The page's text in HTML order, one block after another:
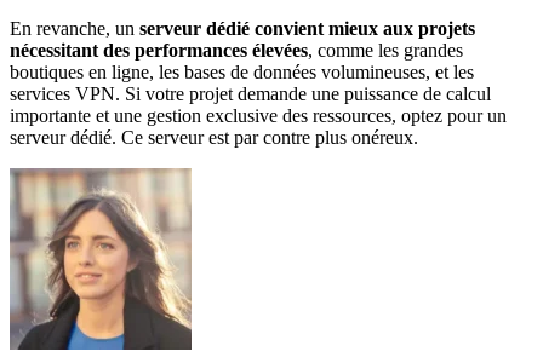
En revanche, un serveur dédié convient mieux aux projets
nécessitant des performances élevées, comme les grandes
boutiques en ligne, les bases de données volumineuses, et les
services VPN. Si votre projet demande une puissance de calcul
importante et une gestion exclusive des ressources, optez pour un
serveur dédié. Ce serveur est par contre plus onéreux.